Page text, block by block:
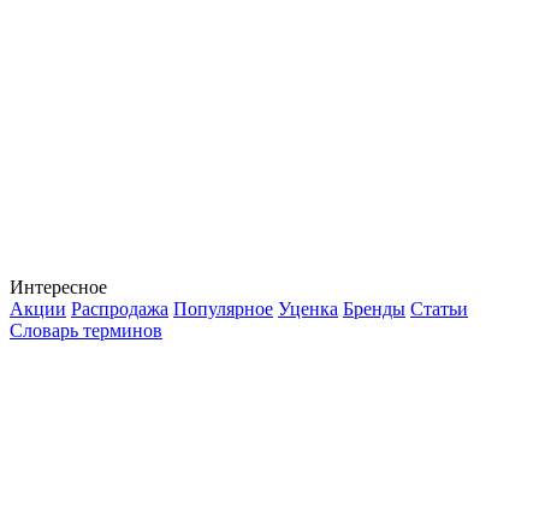
Интересное
Акции Распродажа Популярное Уценка Бренды Статьи
Словарь терминов